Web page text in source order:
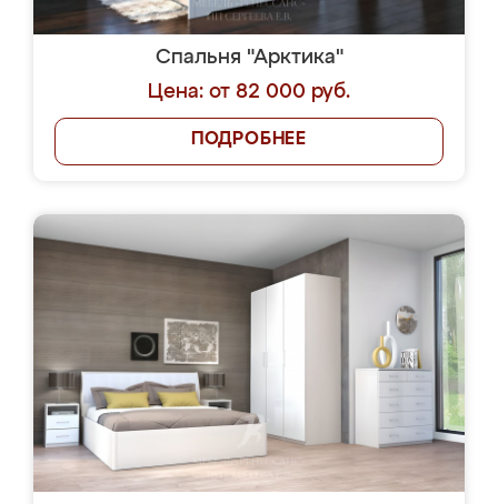
Спальня "Арктика"
Цена: от 82 000 руб.
ПОДРОБНЕЕ